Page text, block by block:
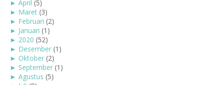
► April (5)
► Maret (3)
► Februari (2)
► Januari (1)
► 2020 (52)
► Desember (1)
► Oktober (2)
► September (1)
► Agustus (5)